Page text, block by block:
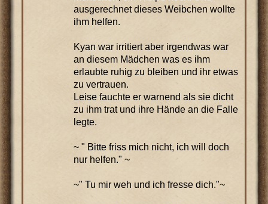
ausgerechnet dieses Weibchen wollte
ihm helfen.
Kyan war irritiert aber irgendwas war
an diesem Mädchen was es ihm
erlaubte ruhig zu bleiben und ihr etwas
zu vertrauen.
Leise fauchte er warnend als sie dicht
zu ihm trat und ihre Hände an die Falle
legte.
~ " Bitte friss mich nicht, ich will doch
nur helfen." ~
~" Tu mir weh und ich fresse dich."~